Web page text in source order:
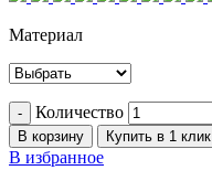
Материал
Количество
В корзину Купить в 1 клик
В избранное